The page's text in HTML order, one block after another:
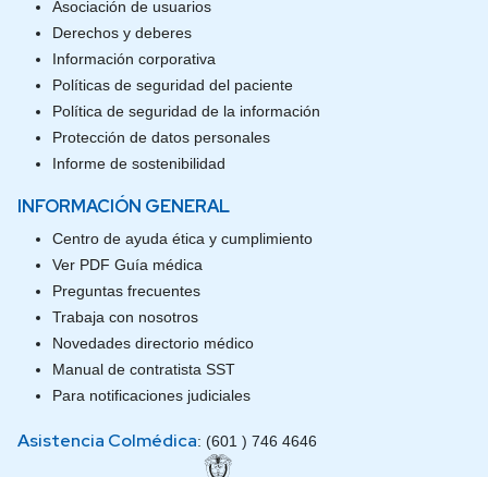
Asociación de usuarios
Derechos y deberes
Información corporativa
Políticas de seguridad del paciente
Política de seguridad de la información
Protección de datos personales
Informe de sostenibilidad
INFORMACIÓN GENERAL
Centro de ayuda ética y cumplimiento
Ver PDF Guía médica
Preguntas frecuentes
Trabaja con nosotros
Novedades directorio médico
Manual de contratista SST
Para notificaciones judiciales
Asistencia Colmédica: (601 ) 746 4646